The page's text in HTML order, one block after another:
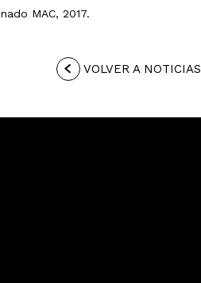
MAC, 2017.
VOLVER A NOTICIAS